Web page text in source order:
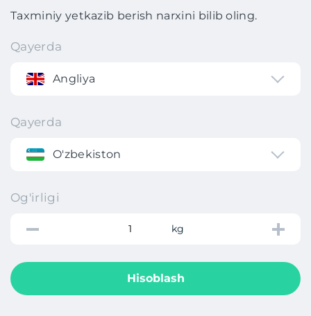
Taxminiy yetkazib berish narxini bilib oling.
Qayerda
Angliya
Qayerda
O'zbekiston
Og'irligi
kg
Hisoblash